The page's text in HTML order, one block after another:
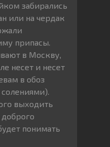
забирались
или на чердак
припасы.
в Москву,
несет и несет
в обоз
выходить
понимать